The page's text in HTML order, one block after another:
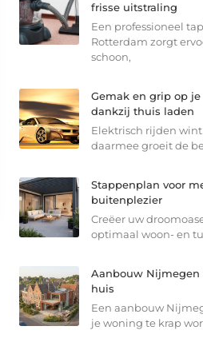
frisse uitstraling
Een professioneel
Rotterdam zorgt
schoon,
Gemak en grip op
dankzij thuis laden
Elektrisch rijden
daarmee groeit de
Stappenplan voor
buitenplezier
Creëer uw
optimaal woon- en
Aanbouw Nijmegen
huis
Een aanbouw
je woning te krap